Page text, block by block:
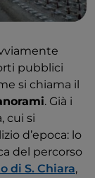
pubblici
si chiama il
. Già i
cui si
d’epoca: lo
del percorso
di S. Chiara,